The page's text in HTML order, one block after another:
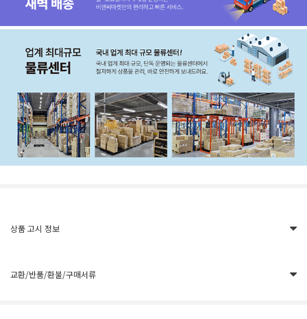
상품 고시 정보
교환/반품/환불/구매서류